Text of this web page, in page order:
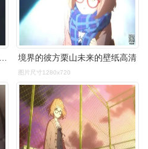
境界的彼方栗山未来的壁纸高清
图片尺寸1280x720